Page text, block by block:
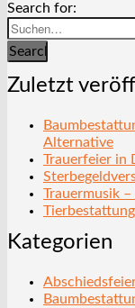
Search for:
Search
Zuletzt
Alternative
Trauerfeier in
Trauermusik
Kategorien